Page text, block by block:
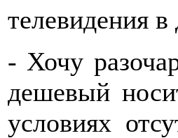
телевидения
- Хочу
дешевый
условиях